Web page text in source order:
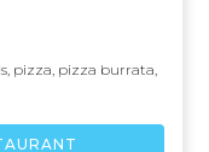
pizza, pizza burrata,